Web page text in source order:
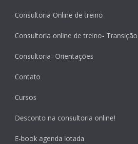
Consultoria Online de treino
Consultoria online de treino-
Consultoria- Orientações
Contato
Cursos
Desconto na consultoria online!
E-book agenda lotada